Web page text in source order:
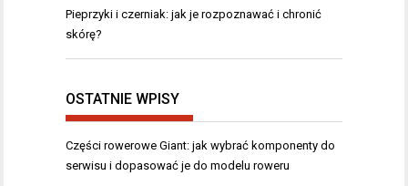
Pieprzyki i czerniak: jak je rozpoznawać i chronić
skórę?
OSTATNIE WPISY
Części rowerowe Giant: jak wybrać komponenty do
serwisu i dopasować je do modelu roweru